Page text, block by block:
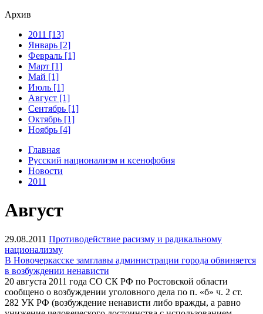
Архив
2011 [13]
Январь [2]
Февраль [1]
Март [1]
Май [1]
Июль [1]
Август [1]
Сентябрь [1]
Октябрь [1]
Ноябрь [4]
Главная
Русский национализм и ксенофобия
Новости
2011
Август
29.08.2011 Противодействие расизму и радикальному
национализму
В Новочеркасске замглавы администрации города обвиняется
в возбуждении ненависти
20 августа 2011 года СО СК РФ по Ростовской области
сообщено о возбуждении уголовного дела по п. «б» ч. 2 ст.
282 УК РФ (возбуждение ненависти либо вражды, а равно